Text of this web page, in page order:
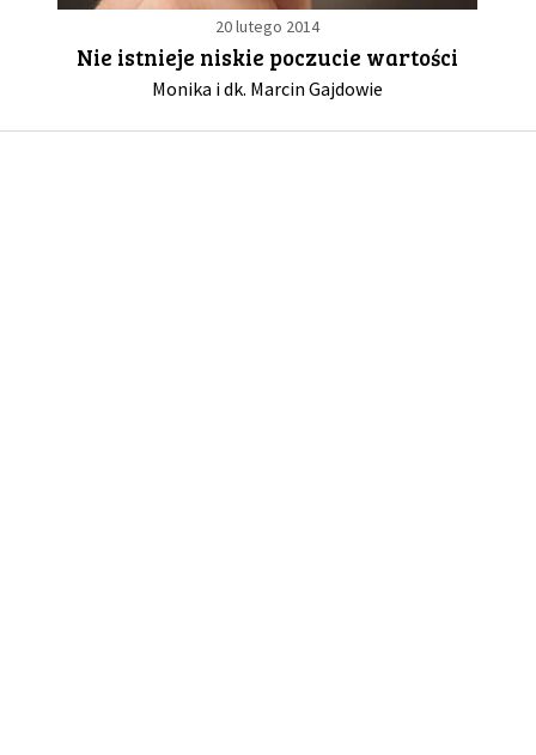
GALERIA
DRUŻYNA
20 lutego 2014
Nie istnieje niskie poczucie wartości
Monika i dk. Marcin Gajdowie